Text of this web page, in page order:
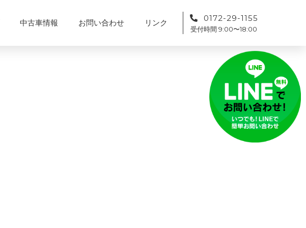
中古車情報 お問い合わせ リンク 0172-29-1155
受付時間 9:00〜18:00